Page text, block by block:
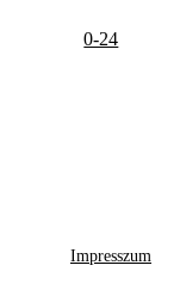
0-24
Impresszum